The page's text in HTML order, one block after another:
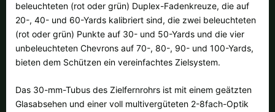
beleuchteten (rot oder grün) Duplex-Fadenkreuze, die auf
20-, 40- und 60-Yards kalibriert sind, die zwei beleuchteten
(rot oder grün) Punkte auf 30- und 50-Yards und die vier
unbeleuchteten Chevrons auf 70-, 80-, 90- und 100-Yards,
bieten dem Schützen ein vereinfachtes Zielsystem.
Das 30-mm-Tubus des Zielfernrohrs ist mit einem geätzten
Glasabsehen und einer voll multivergüteten 2-8fach-Optik
Alle verfügbaren Versandregionen:
Sollte Ihr Land nicht verfübar sein, keine Sorge - wählen Sie einfach